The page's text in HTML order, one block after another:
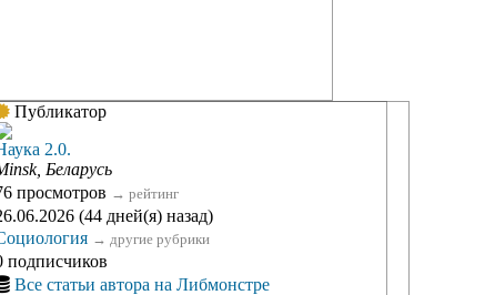
Публикатор
2.0.
Беларусь
просмотров → рейтинг
(44 дней(я) назад)
→ другие рубрики
подписчиков
Все статьи автора на Либмонстре